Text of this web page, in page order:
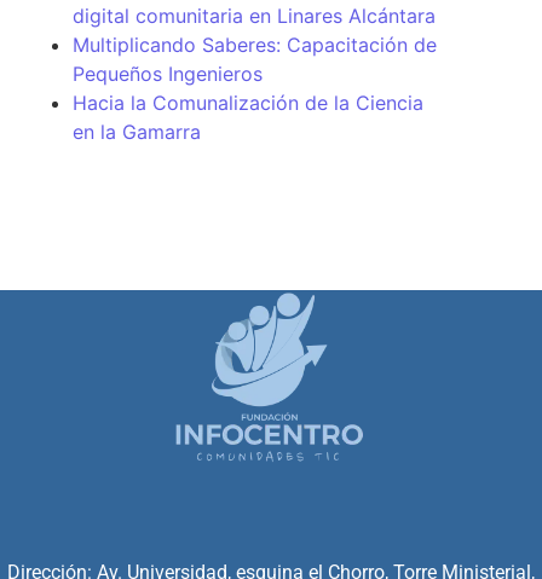
digital comunitaria en Linares Alcántara
Multiplicando Saberes: Capacitación de
Pequeños Ingenieros
Hacia la Comunalización de la Ciencia
en la Gamarra
Dirección: Av. Universidad, esquina el Chorro, Torre Ministerial,